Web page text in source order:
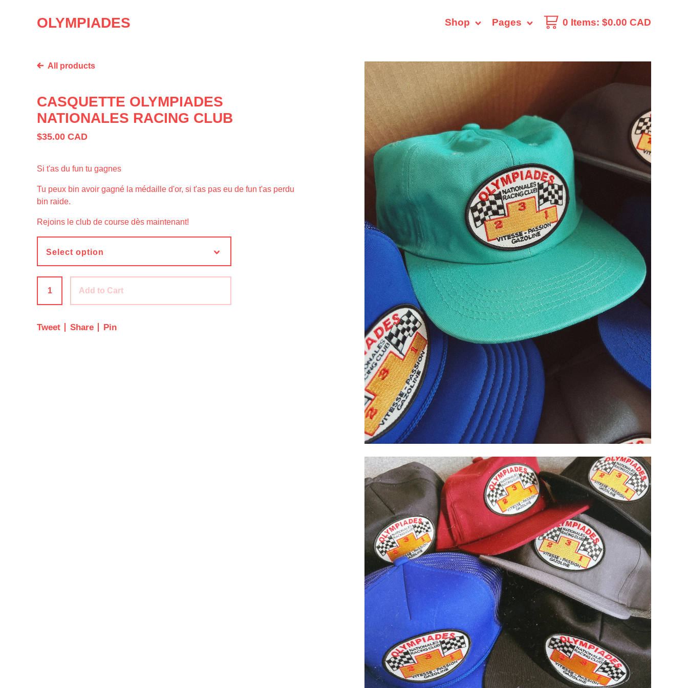
OLYMPIADES 0 Items: $0.00 CAD
Pages
Shop
All products
CASQUETTE OLYMPIADES
NATIONALES RACING CLUB
$35.00 CAD
Si t'as du fun tu gagnes
Tu peux bin avoir gagné la médaille d'or, si t'as pas eu de fun t'as perdu
bin raide.
Rejoins le club de course dès maintenant!
Add to Cart
Tweet Share Pin